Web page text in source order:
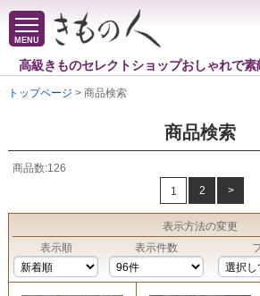
MENU
高級きものセレクトショップおしゃれで
トップページ > 商品検索
商品検索
商品数:126
1
2 >
表示方法の変更
表示順
表示件数